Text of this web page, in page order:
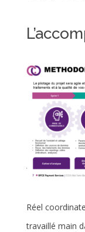
Réel
travaillé main